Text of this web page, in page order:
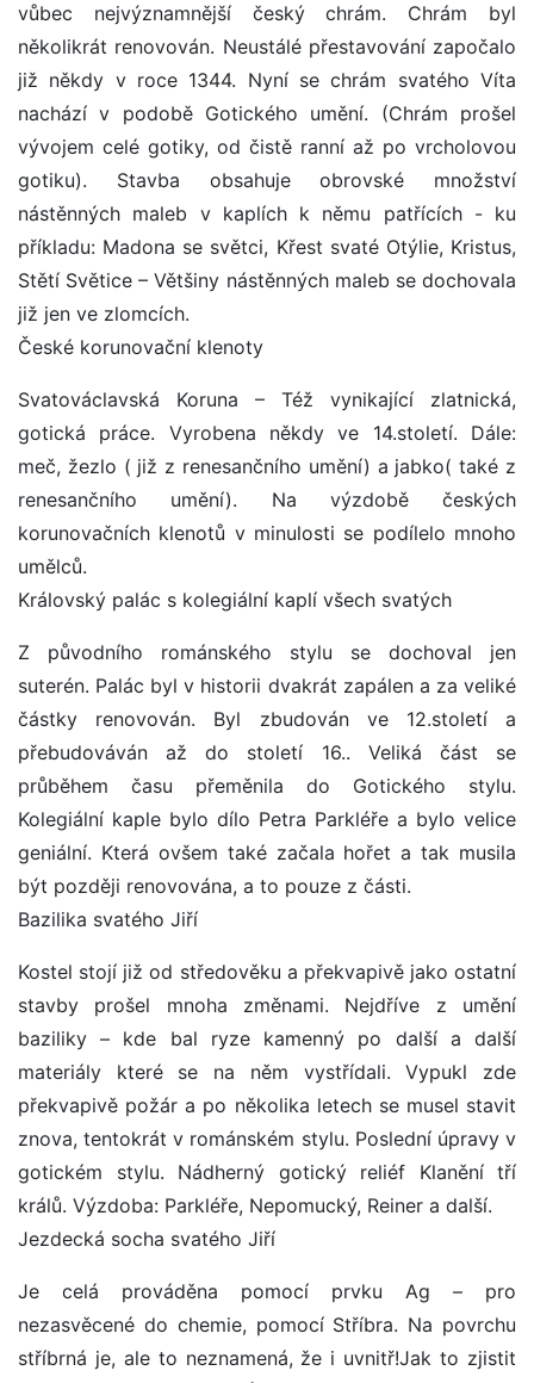
vůbec nejvýznamnější český chrám. Chrám byl
několikrát renovován. Neustálé přestavování započalo
již někdy v roce 1344. Nyní se chrám svatého Víta
nachází v podobě Gotického umění. (Chrám prošel
vývojem celé gotiky, od čistě ranní až po vrcholovou
gotiku). Stavba obsahuje obrovské množství
nástěnných maleb v kaplích k němu patřících - ku
příkladu: Madona se světci, Křest svaté Otýlie, Kristus,
Stětí Světice – Většiny nástěnných maleb se dochovala
již jen ve zlomcích.
České korunovační klenoty
Svatováclavská Koruna – Též vynikající zlatnická,
gotická práce. Vyrobena někdy ve 14.století. Dále:
meč, žezlo ( již z renesančního umění) a jabko( také z
renesančního umění). Na výzdobě českých
korunovačních klenotů v minulosti se podílelo mnoho
umělců.
Královský palác s kolegiální kaplí všech svatých
Z původního románského stylu se dochoval jen
suterén. Palác byl v historii dvakrát zapálen a za veliké
částky renovován. Byl zbudován ve 12.století a
přebudováván až do století 16.. Veliká část se
průběhem času přeměnila do Gotického stylu.
Kolegiální kaple bylo dílo Petra Parkléře a bylo velice
geniální. Která ovšem také začala hořet a tak musila
být později renovována, a to pouze z části.
Bazilika svatého Jiří
Kostel stojí již od středověku a překvapivě jako ostatní
stavby prošel mnoha změnami. Nejdříve z umění
baziliky – kde bal ryze kamenný po další a další
materiály které se na něm vystřídali. Vypukl zde
překvapivě požár a po několika letech se musel stavit
znova, tentokrát v románském stylu. Poslední úpravy v
gotickém stylu. Nádherný gotický reliéf Klanění tří
králů. Výzdoba: Parkléře, Nepomucký, Reiner a další.
Jezdecká socha svatého Jiří
Je celá prováděna pomocí prvku Ag – pro
nezasvěcené do chemie, pomocí Stříbra. Na povrchu
stříbrná je, ale to neznamená, že i uvnitř!Jak to zjistit